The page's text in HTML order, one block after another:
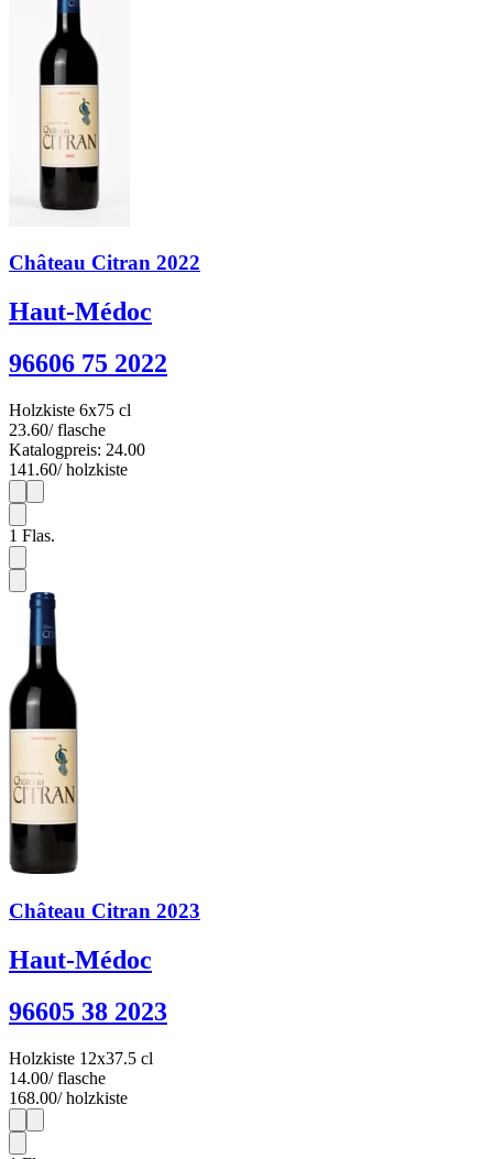
Château Citran 2022
Haut-Médoc
96606 75 2022
Holzkiste 6x75 cl
23.60/ flasche
Katalogpreis: 24.00
141.60/ holzkiste
1
1 Flas.
Château Citran 2023
Haut-Médoc
96605 38 2023
Holzkiste 12x37.5 cl
14.00/ flasche
168.00/ holzkiste
1